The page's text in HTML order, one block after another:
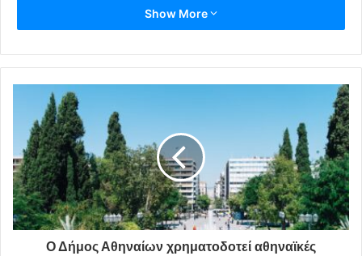
Κα. Μαρία Αθανασάκου-Μουντάκη, Αντιδήμαρχος
Απασχόλησης, 2132002831/893, 6944699587,
Δήμος Παπάγου - Χολαργού
Κοινωνική Μέριμνα φοιτητές
οικονομική ενίσχυση
Show More
Ο Δήμος Αθηναίων χρηματοδοτεί αθηναϊκές